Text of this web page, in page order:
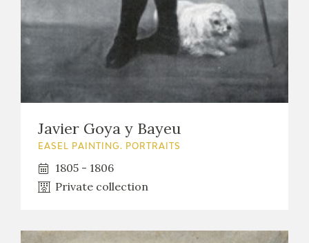
Javier Goya y Bayeu
EASEL PAINTING. PORTRAITS
1805 - 1806
Private collection